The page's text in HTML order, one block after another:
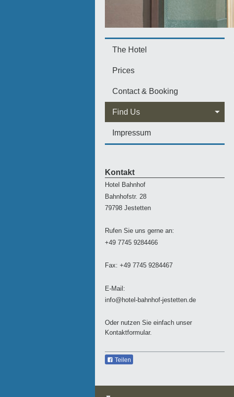
The Hotel
Prices
Contact & Booking
Find Us
Impressum
Kontakt
Hotel Bahnhof
Bahnhofstr. 28
79798 Jestetten
Rufen Sie uns gerne an:
+49 7745 9284466
Fax: +49 7745 9284467
E-Mail:
info@hotel-bahnhof-jestetten.de
Oder nutzen Sie einfach unser
Kontaktformular.
Teilen